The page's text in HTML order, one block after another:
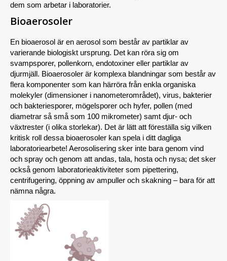
dem som arbetar i laboratorier.
Bioaerosoler
En bioaerosol är en aerosol som består av partiklar av
varierande biologiskt ursprung. Det kan röra sig om
svampsporer, pollenkorn, endotoxiner eller partiklar av
djurmjäll. Bioaerosoler är komplexa blandningar som består av
flera komponenter som kan härröra från enkla organiska
molekyler (dimensioner i nanometerområdet), virus, bakterier
och bakteriesporer, mögelsporer och hyfer, pollen (med
diametrar så små som 100 mikrometer) samt djur- och
växtrester (i olika storlekar). Det är lätt att föreställa sig vilken
kritisk roll dessa bioaerosoler kan spela i ditt dagliga
laboratoriearbete! Aerosolisering sker inte bara genom vind
och spray och genom att andas, tala, hosta och nysa; det sker
också genom laboratorieaktiviteter som pipettering,
centrifugering, öppning av ampuller och skakning – bara för att
nämna några.